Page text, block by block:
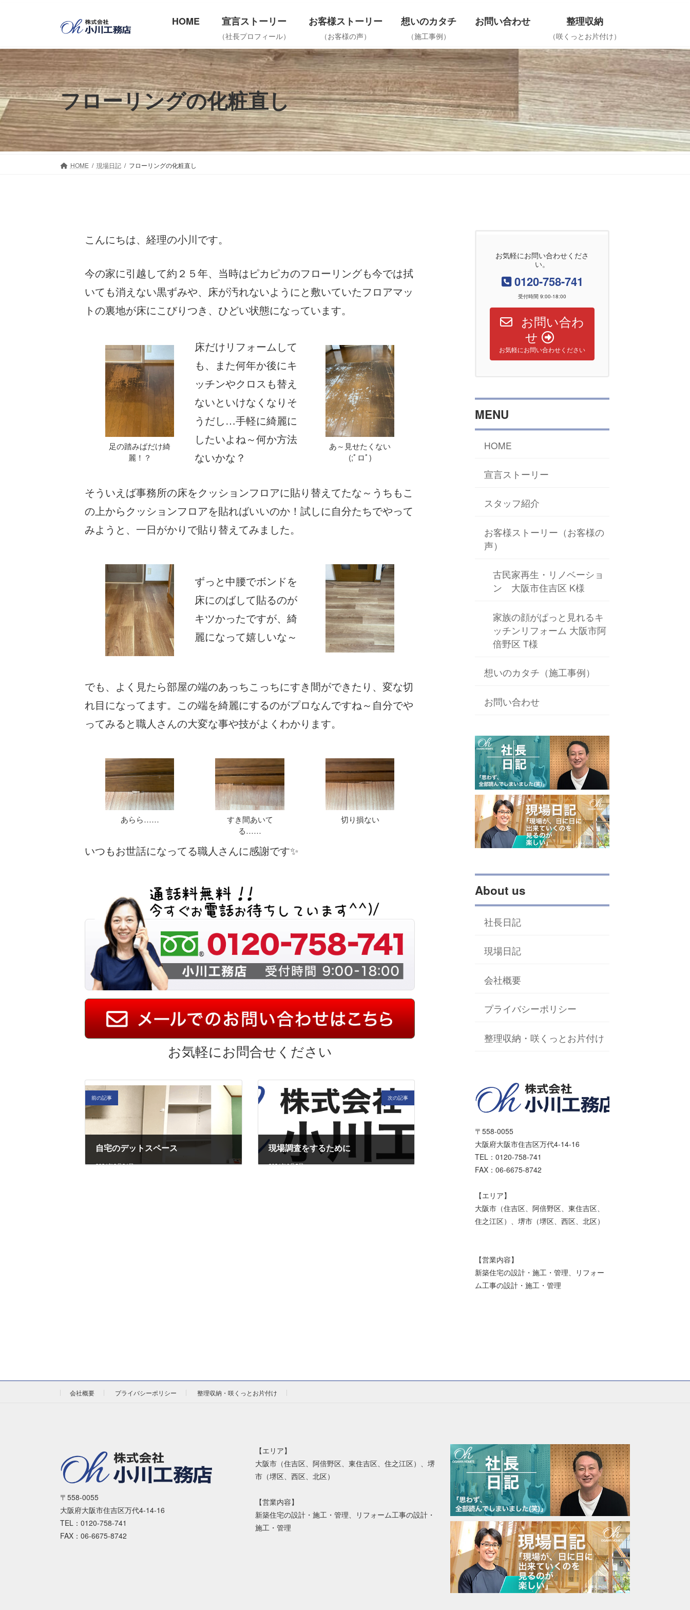
ン
ツ
へ
ス
キ
ッ
プ
ー
シ
ョ
ン
に
移
動
HOME 宣言ストーリー
（社長プロフィール）
お客様ストーリー
（お客様の声）
想いのカタチ
（施工事例）
お問い合わせ 整理収納
（咲くっとお片付け）
フローリングの化粧直し
HOME 現場日記 フローリングの化粧直し
こんにちは、経理の小川です。
今の家に引越して約２５年、当時はピカピカのフローリングも今では拭
いても消えない黒ずみや、床が汚れないようにと敷いていたフロアマッ
トの裏地が床にこびりつき、ひどい状態になっています。
足の踏みばだけ綺
麗！？
床だけリフォームして
も、また何年か後にキ
ッチンやクロスも替え
ないといけなくなりそ
うだし…手軽に綺麗に
したいよね～何か方法
ないかな？
あ～見せたくない
(;ﾟロﾟ)
そういえば事務所の床をクッションフロアに貼り替えてたな～うちもこ
の上からクッションフロアを貼ればいいのか！試しに自分たちでやって
みようと、一日がかりで貼り替えてみました。
ずっと中腰でボンドを
床にのばして貼るのが
キツかったですが、綺
麗になって嬉しいな～
でも、よく見たら部屋の端のあっちこっちにすき間ができたり、変な切
れ目になってます。この端を綺麗にするのがプロなんですね～自分でや
ってみると職人さんの大変な事や技がよくわかります。
あらら……
すき間あいて
る……
切り損ない
いつもお世話になってる職人さんに感謝です✨
お気軽にお問合せください
前の記事
自宅のデットスペース
2024年2月24日
次の記事
現場調査をするために
2024年6月5日
お気軽にお問い合わせくださ
い。
0120-758-741
受付時間 9:00-18:00
お問い合わ
せ
お気軽にお問い合わせください
MENU
HOME
宣言ストーリー
スタッフ紹介
お客様ストーリー（お客様の
声）
古民家再生・リノベーショ
ン 大阪市住吉区 K様
家族の顔がぱっと見れるキ
ッチンリフォーム 大阪市阿
倍野区 T様
想いのカタチ（施工事例）
お問い合わせ
About us
社長日記
現場日記
会社概要
プライバシーポリシー
整理収納・咲くっとお片付け
〒558-0055
大阪府大阪市住吉区万代4-14-16
TEL：0120-758-741
FAX：06-6675-8742
【エリア】
大阪市（住吉区、阿倍野区、東住吉区、
住之江区）、堺市（堺区、西区、北区）
【営業内容】
新築住宅の設計・施工・管理、リフォー
ム工事の設計・施工・管理
会社概要 プライバシーポリシー 整理収納・咲くっとお片付け
〒558-0055
大阪府大阪市住吉区万代4-14-16
TEL：0120-758-741
FAX：06-6675-8742
【エリア】
大阪市（住吉区、阿倍野区、東住吉区、住之江区）、堺
市（堺区、西区、北区）
【営業内容】
新築住宅の設計・施工・管理、リフォーム工事の設計・
施工・管理